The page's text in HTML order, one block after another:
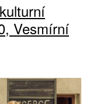
Vesmírní